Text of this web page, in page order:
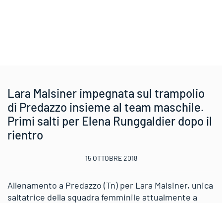
Lara Malsiner impegnata sul trampolio
di Predazzo insieme al team maschile.
Primi salti per Elena Runggaldier dopo il
rientro
15 OTTOBRE 2018
Allenamento a Predazzo (Tn) per Lara Malsiner, unica
saltatrice della squadra femminile attualmente a